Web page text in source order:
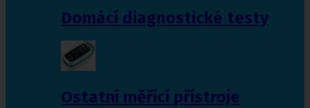
Domácí diagnostické testy
Ostatní měřící přístroje